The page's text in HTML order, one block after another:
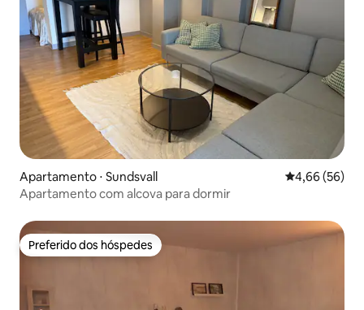
Apartamento ⋅ Sundsvall 4,66 de uma
4,66 (56)
Apartamento com alcova para dormir
Preferido dos hóspedes
Preferido dos hóspedes